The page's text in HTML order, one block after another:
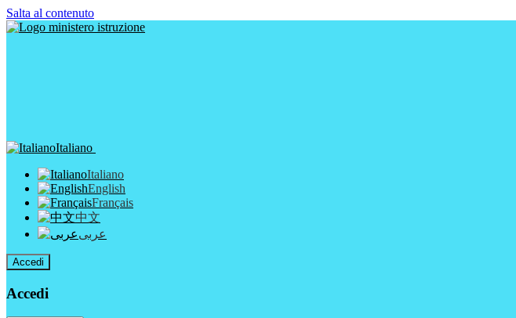
Salta al contenuto
Italiano
Italiano
English
Français
中文
عربى
Accedi
Accedi